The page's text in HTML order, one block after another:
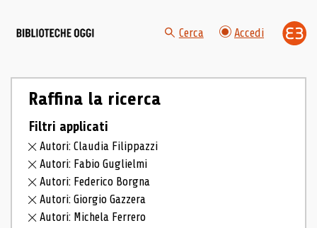
Cerca Accedi
Raffina la ricerca
Filtri applicati
Autori: Claudia Filippazzi
Autori: Fabio Guglielmi
Autori: Federico Borgna
Autori: Giorgio Gazzera
Autori: Michela Ferrero